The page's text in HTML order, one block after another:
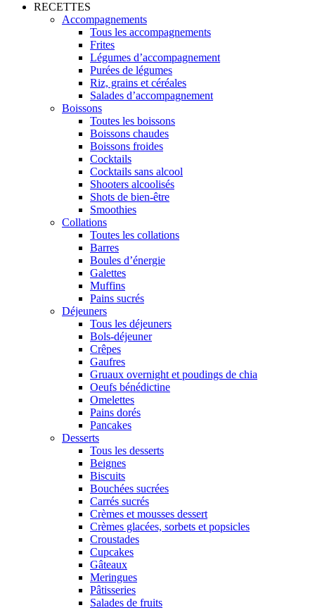
RECETTES
Accompagnements
Tous les accompagnements
Frites
Légumes d’accompagnement
Purées de légumes
Riz, grains et céréales
Salades d’accompagnement
Boissons
Toutes les boissons
Boissons chaudes
Boissons froides
Cocktails
Cocktails sans alcool
Shooters alcoolisés
Shots de bien-être
Smoothies
Collations
Toutes les collations
Barres
Boules d’énergie
Galettes
Muffins
Pains sucrés
Déjeuners
Tous les déjeuners
Bols-déjeuner
Crêpes
Gaufres
Gruaux overnight et poudings de chia
Oeufs bénédictine
Omelettes
Pains dorés
Pancakes
Desserts
Tous les desserts
Beignes
Biscuits
Bouchées sucrées
Carrés sucrés
Crèmes et mousses dessert
Crèmes glacées, sorbets et popsicles
Croustades
Cupcakes
Gâteaux
Meringues
Pâtisseries
Salades de fruits